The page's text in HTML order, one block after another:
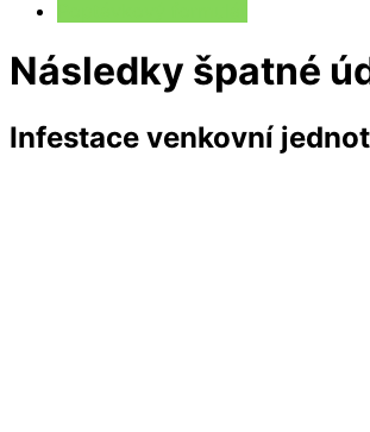
Následky špatné
Infestace venkovní